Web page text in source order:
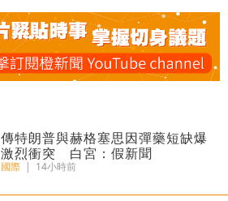
傳特朗普與赫格塞思因彈藥短缺爆
激烈衝突 白宮：假新聞
國際 | 14小時前